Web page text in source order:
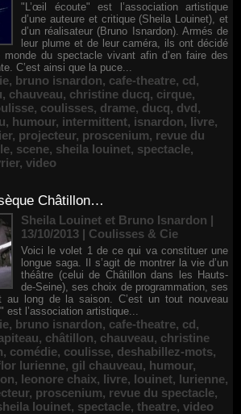
"L’œil écoute" est l’association artistique
d’une auteure et critique (Sheila Louinet), et
d’un réalisateur (Bruno Isnardon). Armés de
leur plume et de leur caméra, ils ont décidé
monde du spectacle vivant afin d’en faire des
C’est ainsi que la puce...
, bruno isnardon, cafe-theatre, cd,
, chauveau, christine ducq, cirque,
, coulisses, drame, ducq, dvd,
, humour, intermittent, isnardon, livre,
, projecteur, proscenium, revue du
, scene, sheila louinet, spectacle,
, video
Châtillon…
Sheila Louinet et Bruno Isnardon |
13/10/2013 | Coulisses & Cie
Voici le volet 1 de ce qui va constituer une
longue saga. Il s’agit de montrer la vie d’un
théâtre (celui de Châtillon dans les Hauts-
de-Seine), ses choix de programmation, ses
long de la saison. C’est un tout nouveau
est l’association artistique...
, bruno isnardon, cafe-theatre, cd,
, châtillon, chauveau, christine
, comédie, coulisse, deshabillez-mots,
lurienne, gil chauveau, humour,
, leonore chaix, livre, louinet, lurienne,
, proscenium, revue du spectacle,
louinet, spectacle, theatre, video